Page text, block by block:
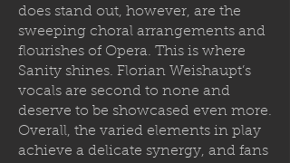
does stand out, however, are the
sweeping choral arrangements and
flourishes of Opera. This is where
Sanity shines. Florian Weishaupt’s
vocals are second to none and
deserve to be showcased even more.
Overall, the varied elements in play
achieve a delicate synergy, and fans